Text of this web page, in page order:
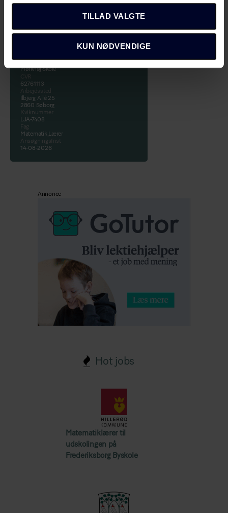
TILLAD VALGTE
KUN NØDVENDIGE
Del i dit netværk
Virksomhed
Mørkhøj Skole
62761113
Arbejdssted
Ilbjerg Allé 25
2860 Søborg
Kviknummer
LJA-7408
Fag
Matematik,Lærer
Ansøgningsfrist
14-08-2026
Annonce
Hot jobs
Matematiklærer til
udskolingen på
Frederiksborg Byskole